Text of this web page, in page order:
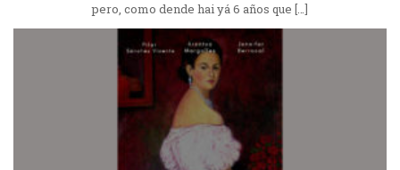
pero, como dende hai yá 6 años que […]